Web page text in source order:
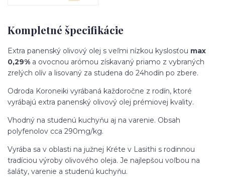
Kompletné špecifikácie
Extra panenský olivový olej s veľmi nízkou kyslosťou max
0,29% a ovocnou arómou získavaný priamo z vybraných
zrelých olív a lisovaný za studena do 24hodín po zbere.
Odroda Koroneiki vyrábaná každoročne z rodín, ktoré
vyrábajú extra panenský olivový olej prémiovej kvality.
Vhodný na studenú kuchyňu aj na varenie. Obsah
polyfenolov cca 290mg/kg.
Vyrába sa v oblasti na južnej Kréte v Lasithi s rodinnou
tradíciou výroby olivového oleja. Je najlepšou voľbou na
šaláty, varenie a studenú kuchyňu.